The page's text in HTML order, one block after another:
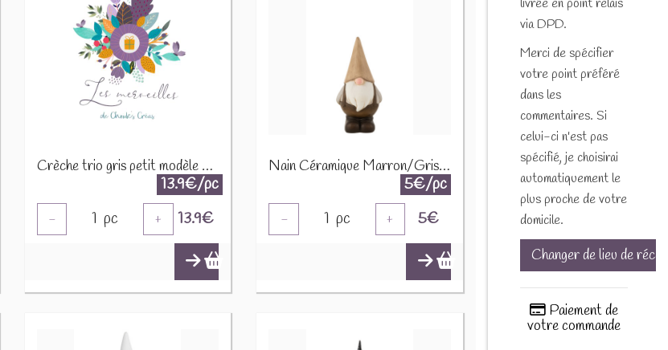
Crèche trio gris petit modèle 831096
13.9€/pc
- 1 pc + 13.9€
Nain Céramique Marron/Gris Small 16640 1190
5€/pc
- 1 pc + 5€
livrée en point relais
via DPD.
Merci de spécifier
votre point préféré
dans les
commentaires. Si
celui-ci n'est pas
spécifié, je choisirai
automatiquement le
plus proche de votre
domicile.
Changer de lieu de
Paiement de
votre commande